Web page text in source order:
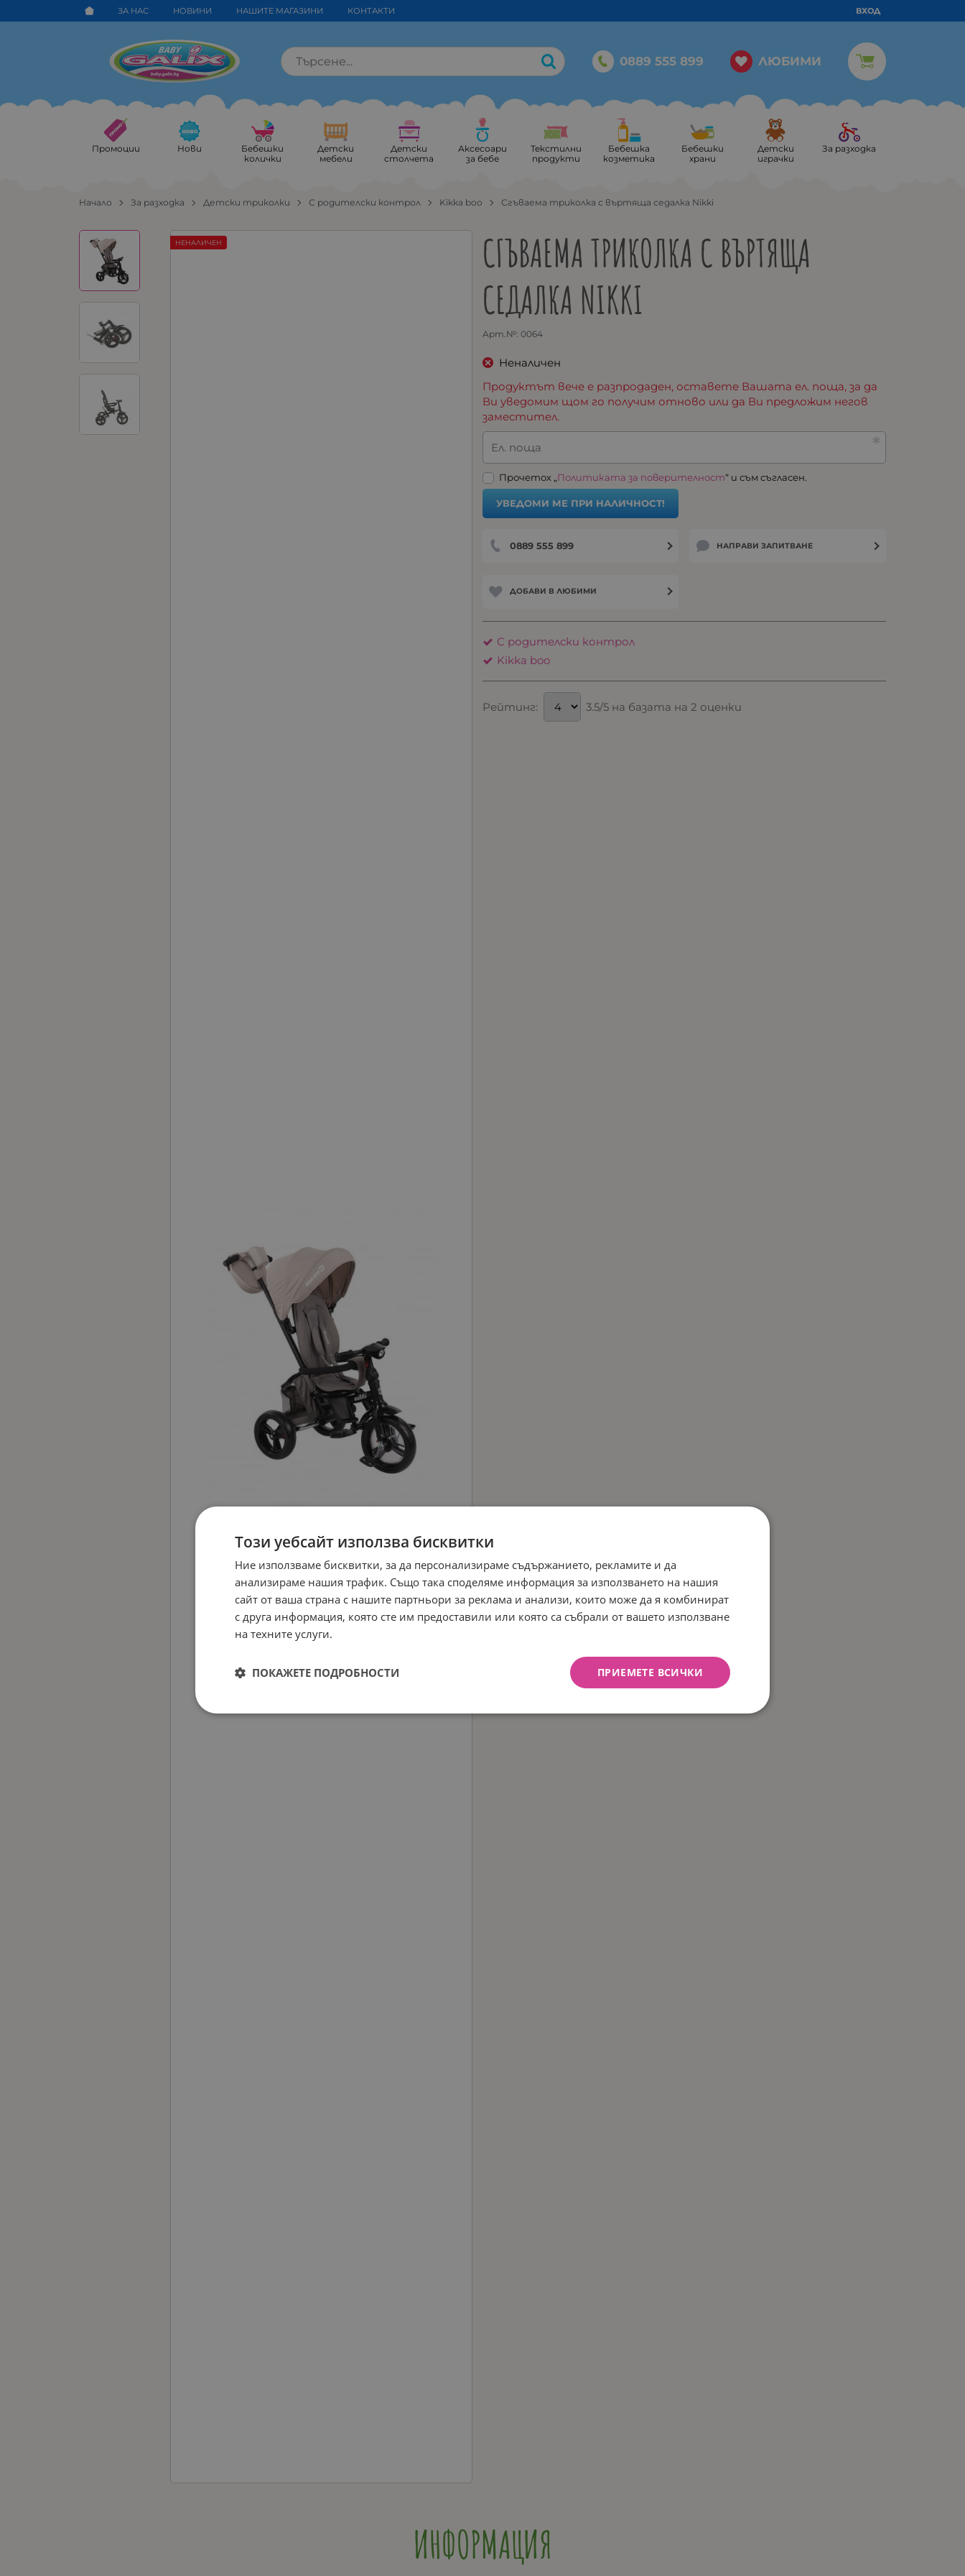
ЗА НАС НОВИНИ НАШИТЕ МАГАЗИНИ КОНТАКТИ ВХОД
0889 555 899 ЛЮБИМИ
Промоции Нови
Бебешки
колички
Детски
мебели
Детски
столчета
Аксесоари
за бебе
Текстилни
продукти
Бебешка
козметика
Бебешки
храни
Детски
играчки
За разходка
Начало За разходка Детски триколки С родителски контрол Kikka boo Сгъваема триколка с въртяща седалка Nikki
СГЪВАЕМА ТРИКОЛКА С ВЪРТЯЩА
СЕДАЛКА NIKKI
Арт.№: 0064
НЕНАЛИЧЕН
Неналичен
Продуктът вече е разпродаден, оставете Вашата ел. поща, за да
Ви уведомим щом го получим отново или да Ви предложим негов
заместител.
Ел. поща
Прочетох „Политиката за поверителност“ и съм съгласен.
УВЕДОМИ МЕ ПРИ НАЛИЧНОСТ!
0889 555 899 НАПРАВИ ЗАПИТВАНЕ
ДОБАВИ В ЛЮБИМИ
С родителски контрол
Kikka boo
Рейтинг: 3.5/5 на базата на 2 оценки
ИНФОРМАЦИЯ
Този уебсайт използва бисквитки
Ние използваме бисквитки, за да персонализираме съдържанието, рекламите и да
анализираме нашия трафик. Също така споделяме информация за използването на нашия
сайт от ваша страна с нашите партньори за реклама и анализи, които може да я комбинират
с друга информация, която сте им предоставили или която са събрали от вашето използване
на техните услуги.
ПРИЕМЕТЕ ВСИЧКИ
ПОКАЖЕТЕ ПОДРОБНОСТИ